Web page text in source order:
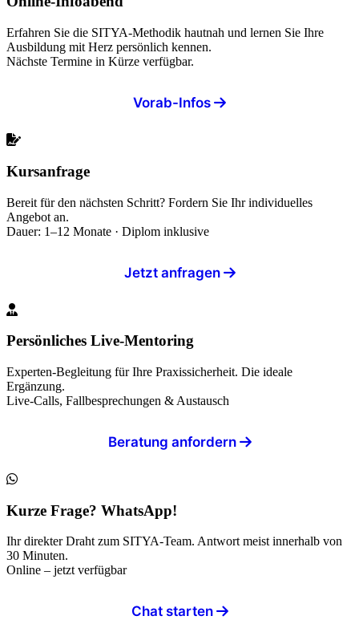
Erfahren Sie die SITYA-Methodik hautnah und lernen Sie Ihre
Ausbildung mit Herz persönlich kennen.
Nächste Termine in Kürze verfügbar.
Vorab-Infos
Kursanfrage
Bereit für den nächsten Schritt? Fordern Sie Ihr individuelles
Angebot an.
Dauer: 1–12 Monate · Diplom inklusive
Jetzt anfragen
Persönliches Live-Mentoring
Experten-Begleitung für Ihre Praxissicherheit. Die ideale
Ergänzung.
Live-Calls, Fallbesprechungen & Austausch
Beratung anfordern
Kurze Frage? WhatsApp!
Ihr direkter Draht zum SITYA-Team. Antwort meist innerhalb von
30 Minuten.
Online – jetzt verfügbar
Chat starten